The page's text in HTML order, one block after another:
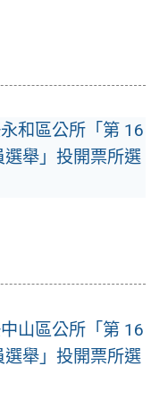
和區公所「第 16
舉」投開票所選
山區公所「第 16
舉」投開票所選